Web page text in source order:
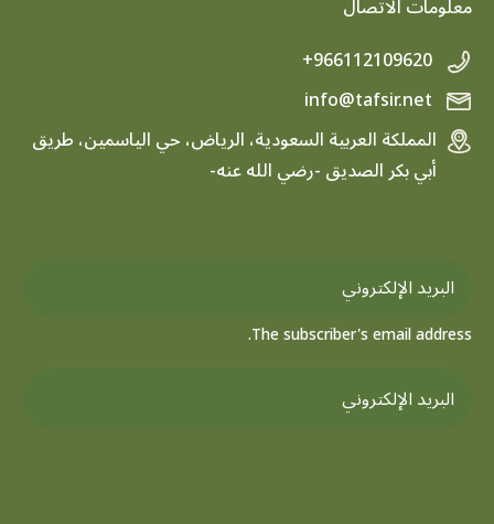
معلومات الاتصال
+966112109620
المملكة العربية السعودية، الرياض، حي الياسمين، طريق
أبي بكر الصديق -رضي الله عنه-
The subscriber's email address.